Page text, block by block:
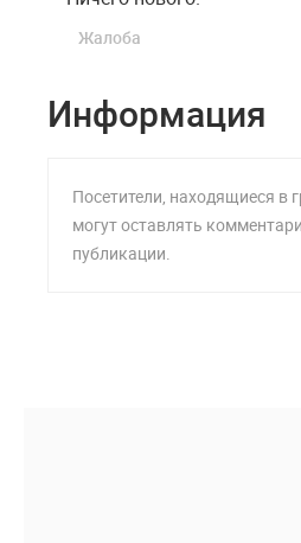
Жалоба
Информация
Посетители, находящиеся в
могут оставлять
публикации.